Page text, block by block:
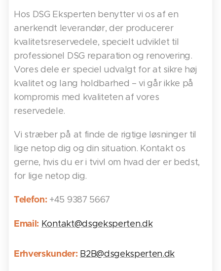
Hos DSG Eksperten benytter vi os af en
anerkendt leverandør, der producerer
kvalitetsreservedele, specielt udviklet til
professionel DSG reparation og renovering.
Vores dele er speciel udvalgt for at sikre høj
kvalitet og lang holdbarhed – vi går ikke på
kompromis med kvaliteten af vores
reservedele.
Vi stræber på at finde de rigtige løsninger til
lige netop dig og din situation. Kontakt os
gerne, hvis du er i tvivl om hvad der er bedst,
for lige netop dig.
Telefon: +45 9387 5667
Email: Kontakt@dsgeksperten.dk
Erhverskunder: B2B@dsgeksperten.dk